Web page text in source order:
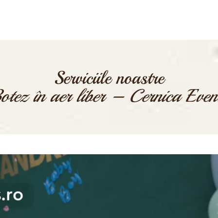
Serviciile noastre
în aer liber – Cernica